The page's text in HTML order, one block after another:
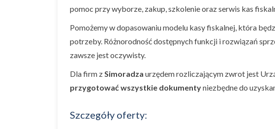
pomoc przy wyborze, zakup, szkolenie oraz serwis kas
Pomożemy w dopasowaniu modelu kasy fiskalnej, która
potrzeby. Różnorodność dostępnych funkcji i rozwiązań
zawsze jest oczywisty.
Dla firm zSimoradza urzędem rozliczającym zwrot jest
przygotować wszystkie dokumentyniezbędne do
Szczegóły oferty: